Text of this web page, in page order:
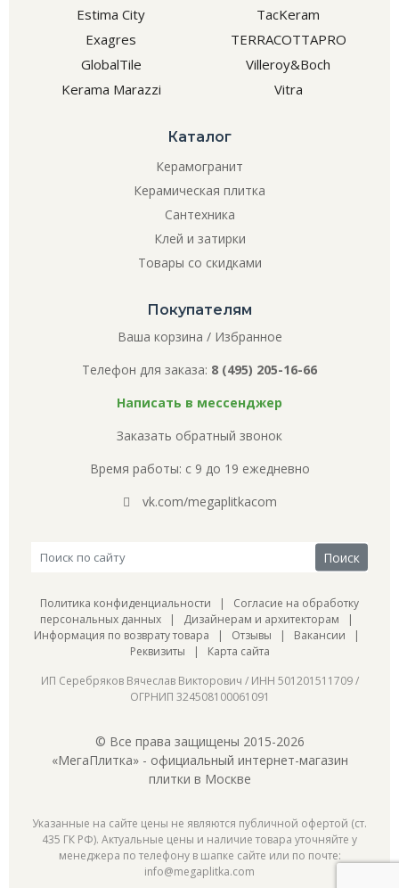
Estima City
Exagres
GlobalTile
Kerama Marazzi
TacKeram
TERRACOTTAPRO
Villeroy&Boch
Vitra
Каталог
Керамогранит
Керамическая плитка
Сантехника
Клей и затирки
Товары со скидками
Покупателям
Ваша корзина / Избранное
Телефон для заказа: 8 (495) 205-16-66
Написать в мессенджер
Заказать обратный звонок
Время работы: с 9 до 19 ежедневно
vk.com/megaplitkacom
Политика конфиденциальности | Согласие на обработку
персональных данных | Дизайнерам и архитекторам |
Информация по возврату товара | Отзывы | Вакансии |
Реквизиты | Карта сайта
ИП Серебряков Вячеслав Викторович / ИНН 501201511709 /
ОГРНИП 324508100061091
© Все права защищены 2015-2026
«МегаПлитка» - официальный интернет-магазин
плитки в Москве
Указанные на сайте цены не являются публичной офертой (ст.
435 ГК РФ). Актуальные цены и наличие товара уточняйте у
менеджера по телефону в шапке сайте или по почте:
info@megaplitka.com